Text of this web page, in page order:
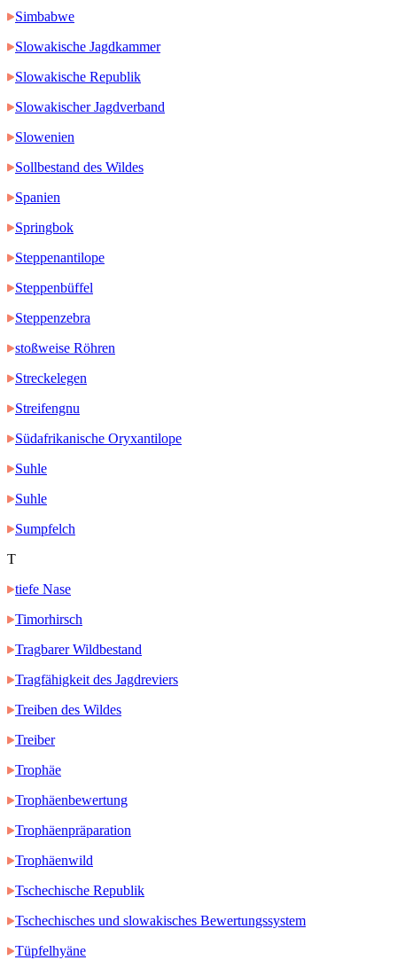
Simbabwe
Slowakische Jagdkammer
Slowakische Republik
Slowakischer Jagdverband
Slowenien
Sollbestand des Wildes
Spanien
Springbok
Steppenantilope
Steppenbüffel
Steppenzebra
stoßweise Röhren
Streckelegen
Streifengnu
Südafrikanische Oryxantilope
Suhle
Suhle
Sumpfelch
T
tiefe Nase
Timorhirsch
Tragbarer Wildbestand
Tragfähigkeit des Jagdreviers
Treiben des Wildes
Treiber
Trophäe
Trophäenbewertung
Trophäenpräparation
Trophäenwild
Tschechische Republik
Tschechisches und slowakisches Bewertungssystem
Tüpfelhyäne